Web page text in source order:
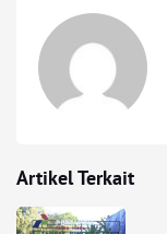
Artikel Terkait